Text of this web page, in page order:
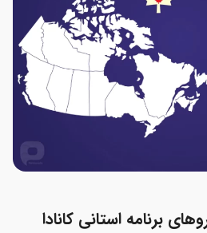
برنامه استانی کانادا